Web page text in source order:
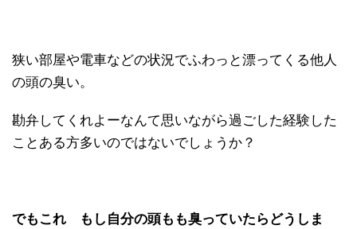
狭い部屋や電車などの状況でふわっと漂ってくる他人
の頭の臭い。
勘弁してくれよーなんて思いながら過ごした経験した
ことある方多いのではないでしょうか？
でもこれ もし自分の頭もも臭っていたらどうしま